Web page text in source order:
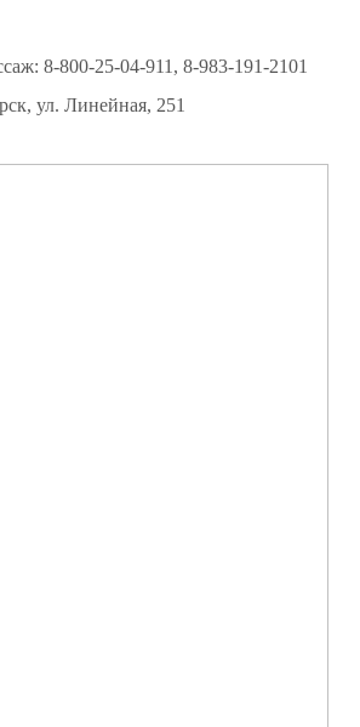
8-800-25-04-911 , 8-983-191-2101
ул. Линейная, 251